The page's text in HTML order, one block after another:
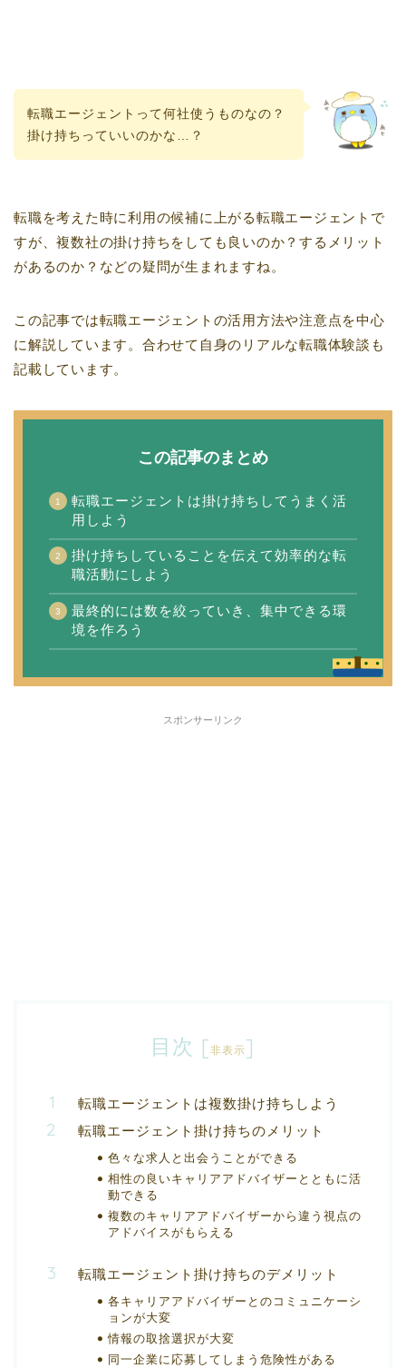
転職エージェントって何社使うものなの？
掛け持ちっていいのかな…？
転職を考えた時に利用の候補に上がる転職エージェントで
すが、複数社の掛け持ちをしても良いのか？するメリット
があるのか？などの疑問が生まれますね。
この記事では転職エージェントの活用方法や注意点を中心
に解説しています。合わせて自身のリアルな転職体験談も
記載しています。
この記事のまとめ
転職エージェントは掛け持ちしてうまく活
用しよう
掛け持ちしていることを伝えて効率的な転
職活動にしよう
最終的には数を絞っていき、集中できる環
境を作ろう
スポンサーリンク
目次 [非表示]
転職エージェントは複数掛け持ちしよう
転職エージェント掛け持ちのメリット
色々な求人と出会うことができる
相性の良いキャリアアドバイザーとともに活
動できる
複数のキャリアアドバイザーから違う視点の
アドバイスがもらえる
転職エージェント掛け持ちのデメリット
各キャリアアドバイザーとのコミュニケーシ
ョンが大変
情報の取捨選択が大変
同一企業に応募してしまう危険性がある